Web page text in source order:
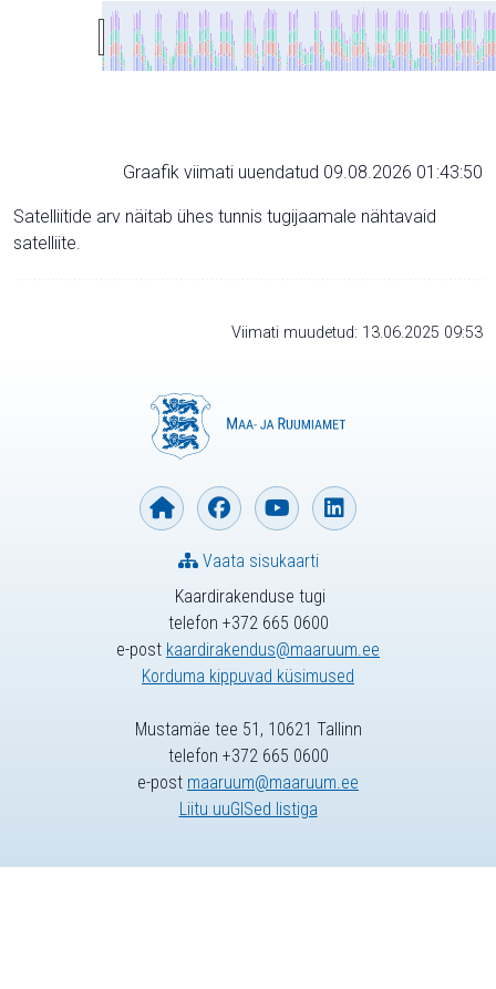
Graafik viimati uuendatud 09.08.2026 01:43:50
Satelliitide arv näitab ühes tunnis tugijaamale nähtavaid
satelliite.
Viimati muudetud: 13.06.2025 09:53
Kaardirakenduse tugi
telefon +372 665 0600
e-post kaardirakendus@maaruum.ee
Korduma kippuvad küsimused
Vaata sisukaarti
Mustamäe tee 51, 10621 Tallinn
telefon +372 665 0600
e-post maaruum@maaruum.ee
Liitu uuGISed listiga